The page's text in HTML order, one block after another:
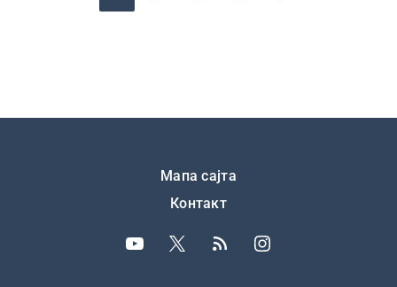
Мапа сајта
Контакт